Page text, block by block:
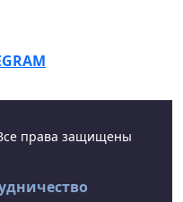
права защищены